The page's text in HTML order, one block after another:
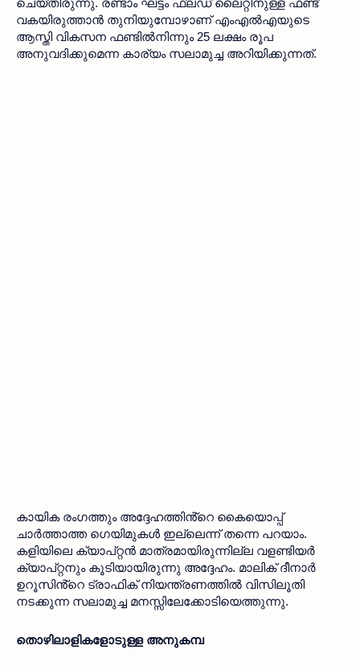
ചെയ്തിരുന്നു. രണ്ടാം ഘട്ടം ഫ്ലഡ് ലൈറ്റിനുള്ള ഫണ്ട്
വകയിരുത്താൻ തുനിയുമ്പോഴാണ് എംഎൽഎയുടെ
ആസ്തി വികസന ഫണ്ടിൽനിന്നും 25 ലക്ഷം രൂപ
അനുവദിക്കുമെന്ന കാര്യം സലാമുച്ച അറിയിക്കുന്നത്.
കായിക രംഗത്തും അദ്ദേഹത്തിൻ്റെ കൈയൊപ്പ്
ചാർത്താത്ത ഗെയിമുകൾ ഇല്ലെന്ന് തന്നെ പറയാം.
കളിയിലെ ക്യാപ്റ്റൻ മാത്രമായിരുന്നില്ല വളണ്ടിയർ
ക്യാപ്റ്റനും കൂടിയായിരുന്നു അദ്ദേഹം. മാലിക് ദീനാർ
ഉറൂസിൻ്റെ ട്രാഫിക് നിയന്ത്രണത്തിൽ വിസിലൂതി
നടക്കുന്ന സലാമുച്ച മനസ്സിലേക്കോടിയെത്തുന്നു.
തൊഴിലാളികളോടുള്ള അനുകമ്പ